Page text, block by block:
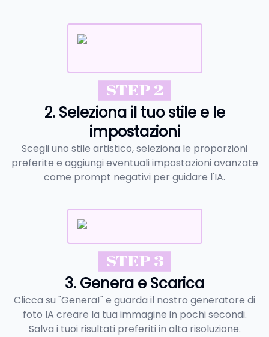
STEP 2
2. Seleziona il tuo stile e le
impostazioni
Scegli uno stile artistico, seleziona le proporzioni
preferite e aggiungi eventuali impostazioni avanzate
come prompt negativi per guidare l'IA.
STEP 3
3. Genera e Scarica
Clicca su "Genera!" e guarda il nostro generatore di
foto IA creare la tua immagine in pochi secondi.
Salva i tuoi risultati preferiti in alta risoluzione.